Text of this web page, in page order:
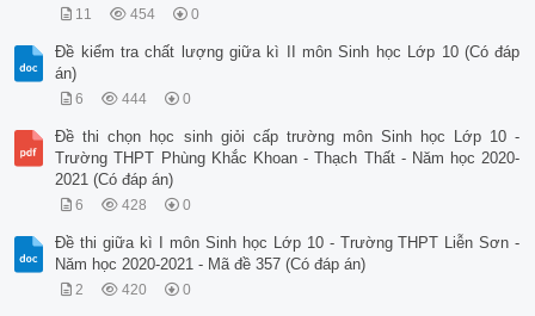
11 454 0
Đề kiểm tra chất lượng giữa kì II môn Sinh học Lớp 10 (Có đáp
án)
6 444 0
Đề thi chọn học sinh giỏi cấp trường môn Sinh học Lớp 10 -
Trường THPT Phùng Khắc Khoan - Thạch Thất - Năm học 2020-
2021 (Có đáp án)
6 428 0
Đề thi giữa kì I môn Sinh học Lớp 10 - Trường THPT Liễn Sơn -
Năm học 2020-2021 - Mã đề 357 (Có đáp án)
2 420 0